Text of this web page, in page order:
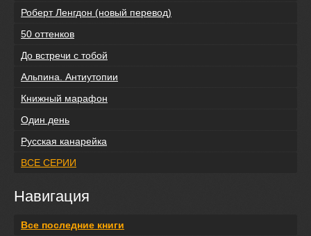
Роберт Ленгдон (новый перевод)
50 оттенков
До встречи с тобой
Альпина. Антиутопии
Книжный марафон
Один день
Русская канарейка
ВСЕ СЕРИИ
Навигация
Все последние книги